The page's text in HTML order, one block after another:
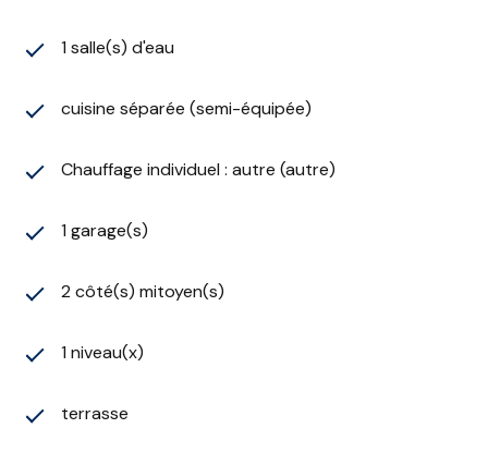
1 salle(s) d'eau
cuisine séparée (semi-équipée)
Chauffage individuel : autre (autre)
1 garage(s)
2 côté(s) mitoyen(s)
1 niveau(x)
terrasse